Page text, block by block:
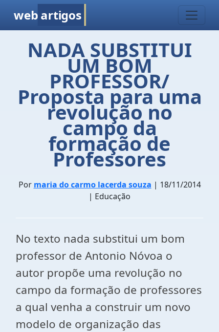
web artigos
NADA SUBSTITUI
UM BOM
PROFESSOR/
Proposta para uma
revolução no
campo da
formação de
Professores
Por maria do carmo lacerda souza | 18/11/2014
| Educação
No texto nada substitui um bom
professor de Antonio Nóvoa o
autor propõe uma revolução no
campo da formação de professores
a qual venha a construir um novo
modelo de organização das